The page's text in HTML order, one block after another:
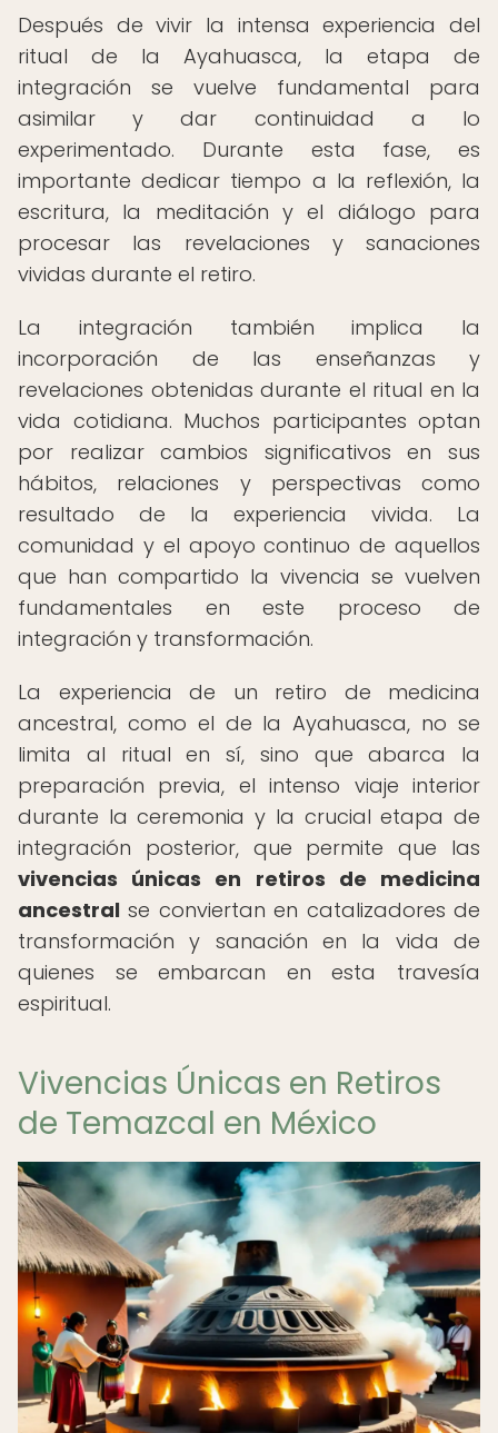
Después de vivir la intensa experiencia del
ritual de la Ayahuasca, la etapa de
integración se vuelve fundamental para
asimilar y dar continuidad a lo
experimentado. Durante esta fase, es
importante dedicar tiempo a la reflexión, la
escritura, la meditación y el diálogo para
procesar las revelaciones y sanaciones
vividas durante el retiro.
La integración también implica la
incorporación de las enseñanzas y
revelaciones obtenidas durante el ritual en la
vida cotidiana. Muchos participantes optan
por realizar cambios significativos en sus
hábitos, relaciones y perspectivas como
resultado de la experiencia vivida. La
comunidad y el apoyo continuo de aquellos
que han compartido la vivencia se vuelven
fundamentales en este proceso de
integración y transformación.
La experiencia de un retiro de medicina
ancestral, como el de la Ayahuasca, no se
limita al ritual en sí, sino que abarca la
preparación previa, el intenso viaje interior
durante la ceremonia y la crucial etapa de
integración posterior, que permite que las
vivencias únicas en retiros de medicina
ancestral se conviertan en catalizadores de
transformación y sanación en la vida de
quienes se embarcan en esta travesía
espiritual.
Vivencias Únicas en Retiros
de Temazcal en México